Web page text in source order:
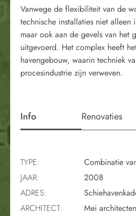
Vanwege de flexibiliteit van de
technische installaties niet alleen
maar ook aan de gevels van het
uitgevoerd. Het complex heeft
havengebouw, waarin techniek
procesindustrie zijn verweven.
Info Renovaties
TYPE:
Combinatie
JAAR:
2008
ADRES:
ARCHITECT:
Mei architecten